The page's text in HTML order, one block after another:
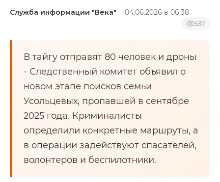
Служба информации "Века" 04.06.2026 в 06:38
537
В тайгу отправят 80 человек и дроны
- Следственный комитет объявил о
новом этапе поисков семьи
Усольцевых, пропавшей в сентябре
2025 года. Криминалисты
определили конкретные маршруты, а
в операции задействуют спасателей,
волонтеров и беспилотники.